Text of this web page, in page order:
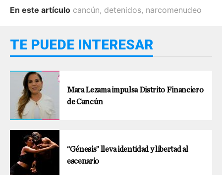
En este artículo cancún, detenidos, narcomenudeo
TE PUEDE INTERESAR
Mara Lezama impulsa Distrito Financiero
de Cancún
“Génesis” lleva identidad y libertad al
escenario